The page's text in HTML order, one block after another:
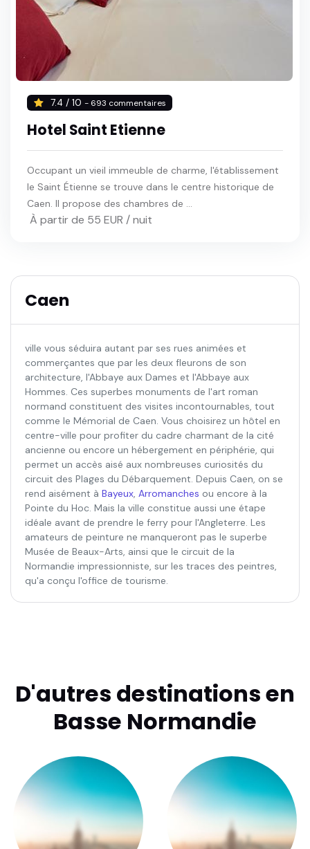
7.4 / 10 - 693 commentaires
Hotel Saint Etienne
Occupant un vieil immeuble de charme, l'établissement
le Saint Étienne se trouve dans le centre historique de
Caen. Il propose des chambres de ...
À partir de 55 EUR / nuit
Caen
ville vous séduira autant par ses rues animées et
commerçantes que par les deux fleurons de son
architecture, l'Abbaye aux Dames et l'Abbaye aux
Hommes. Ces superbes monuments de l'art roman
normand constituent des visites incontournables, tout
comme le Mémorial de Caen. Vous choisirez un hôtel en
centre-ville pour profiter du cadre charmant de la cité
ancienne ou encore un hébergement en périphérie, qui
permet un accès aisé aux nombreuses curiosités du
circuit des Plages du Débarquement. Depuis Caen, on se
rend aisément à Bayeux, Arromanches ou encore à la
Pointe du Hoc. Mais la ville constitue aussi une étape
idéale avant de prendre le ferry pour l'Angleterre. Les
amateurs de peinture ne manqueront pas le superbe
Musée de Beaux-Arts, ainsi que le circuit de la
Normandie impressionniste, sur les traces des peintres,
qu'a conçu l'office de tourisme.
D'autres destinations en
Basse Normandie